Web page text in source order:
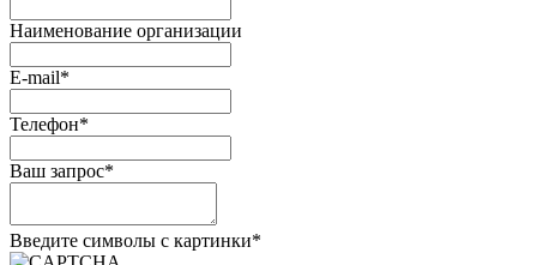
Наименование организации
E-mail*
Телефон*
Ваш запрос*
Введите символы с картинки*